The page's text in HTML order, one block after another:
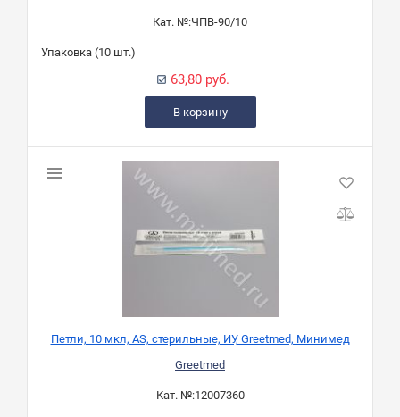
Кат. №:ЧПВ-90/10
Упаковка (10 шт.)
63,80 руб.
В корзину
Петли, 10 мкл, АS, стерильные, ИУ, Greetmed, Минимед
Greetmed
Кат. №:12007360